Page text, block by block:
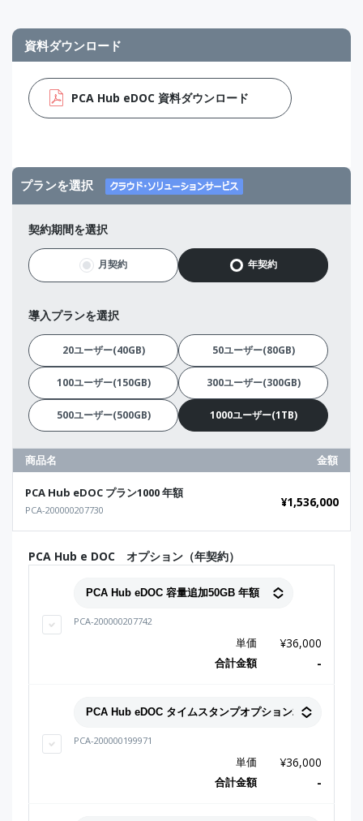
資料ダウンロード
PCA Hub eDOC 資料ダウンロード
プランを選択
契約期間を選択
月契約 年契約
導入プランを選択
20ユーザー(40GB) 50ユーザー(80GB)
100ユーザー(150GB) 300ユーザー(300GB)
500ユーザー(500GB) 1000ユーザー(1TB)
商品名 金額
PCA Hub eDOC プラン1000 年額
PCA-200000207730
¥1,536,000
PCA Hub e DOC オプション（年契約）
PCA-200000207742
単価 ¥36,000
合計金額 -
PCA-200000199971
単価 ¥36,000
合計金額 -